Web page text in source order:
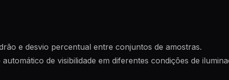
e desvio percentual entre conjuntos de amostras.
de visibilidade em diferentes condições de